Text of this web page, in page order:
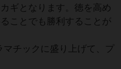
ギとなります。徳を高め
ことでも勝利することが
チックに盛り上げて、プ